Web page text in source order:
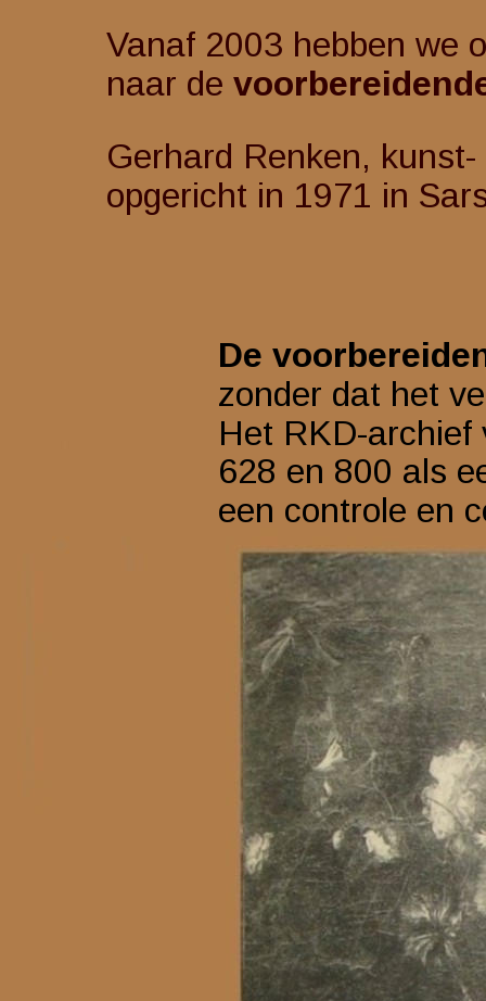
Vanaf 2003 hebben we
naar de
Gerhard
opgericht in 1971 in
De
zonder dat
Het RKD-
628 en 800 als
een controle en